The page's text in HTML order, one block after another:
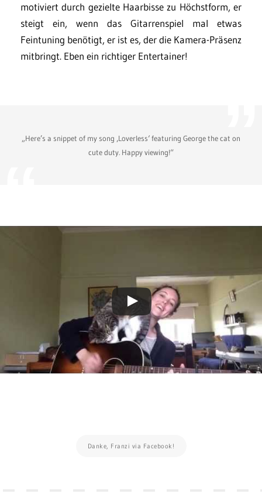
motiviert durch gezielte Haarbisse zu Höchstform, er
steigt ein, wenn das Gitarrenspiel mal etwas
Feintuning benötigt, er ist es, der die Kamera-Präsenz
mitbringt. Eben ein richtiger Entertainer!
„Here’s a snippet of my song ‚Loverless‘ featuring George the cat on
cute duty. Happy viewing!“
Danke, Franzi via Facebook!